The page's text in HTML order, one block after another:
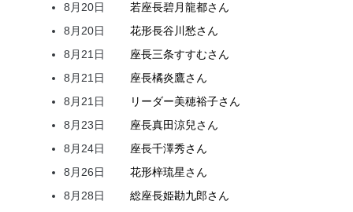
8月20日
若座長碧月龍都さん
8月20日
花形長谷川愁さん
8月21日
座長三条すすむさん
8月21日
座長橘炎鷹さん
8月21日
リーダー美穂裕子さん
8月23日
座長真田涼兒さん
8月24日
座長千澤秀さん
8月26日
花形梓琉星さん
8月28日
総座長姫勘九郎さん